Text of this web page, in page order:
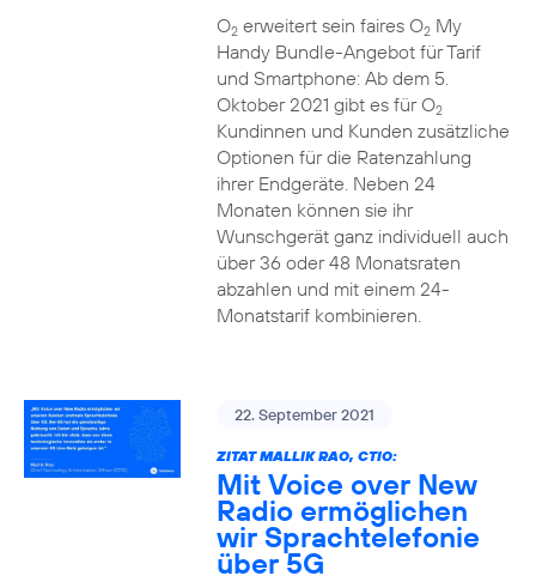
O2erweitert sein faires O2My
Handy Bundle-Angebot für Tarif
und Smartphone: Ab dem 5.
Oktober 2021 gibt es für O2
Kundinnen und Kunden zusätzliche
Optionen für die Ratenzahlung
ihrer Endgeräte. Neben 24
Monaten können sie ihr
Wunschgerät ganz individuell auch
über 36 oder 48 Monatsraten
abzahlen und mit einem 24-
Monatstarif kombinieren.
22. September 2021
ZITAT MALLIK RAO, CTIO:
Mit Voice over New
Radio ermöglichen
wir Sprachtelefonie
über 5G